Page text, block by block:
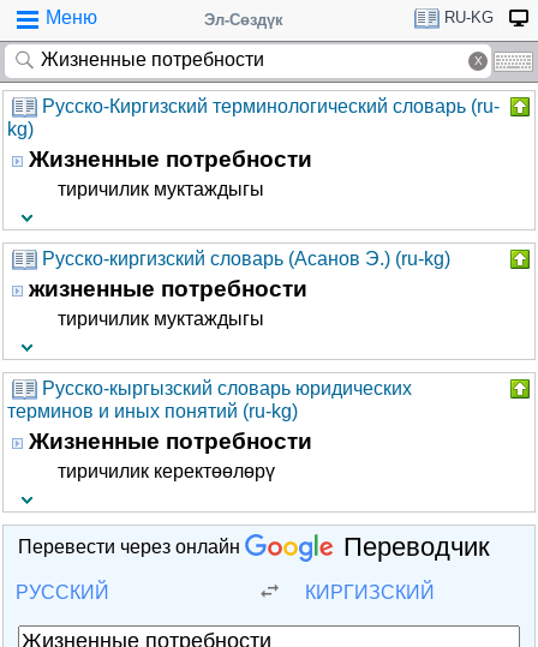
Меню Эл-Сөздүк RU-KG
Русско-Киргизский терминологический словарь (ru-
kg)
Жизненные потребности
тиричилик муктаждыгы
Русско-киргизский словарь (Асанов Э.) (ru-kg)
жизненные потребности
тиричилик муктаждыгы
Русско-кыргызский словарь юридических
терминов и иных понятий (ru-kg)
Жизненные потребности
тиричилик керектөөлөрү
Перевести через онлайн Переводчик
РУССКИЙ КИРГИЗСКИЙ